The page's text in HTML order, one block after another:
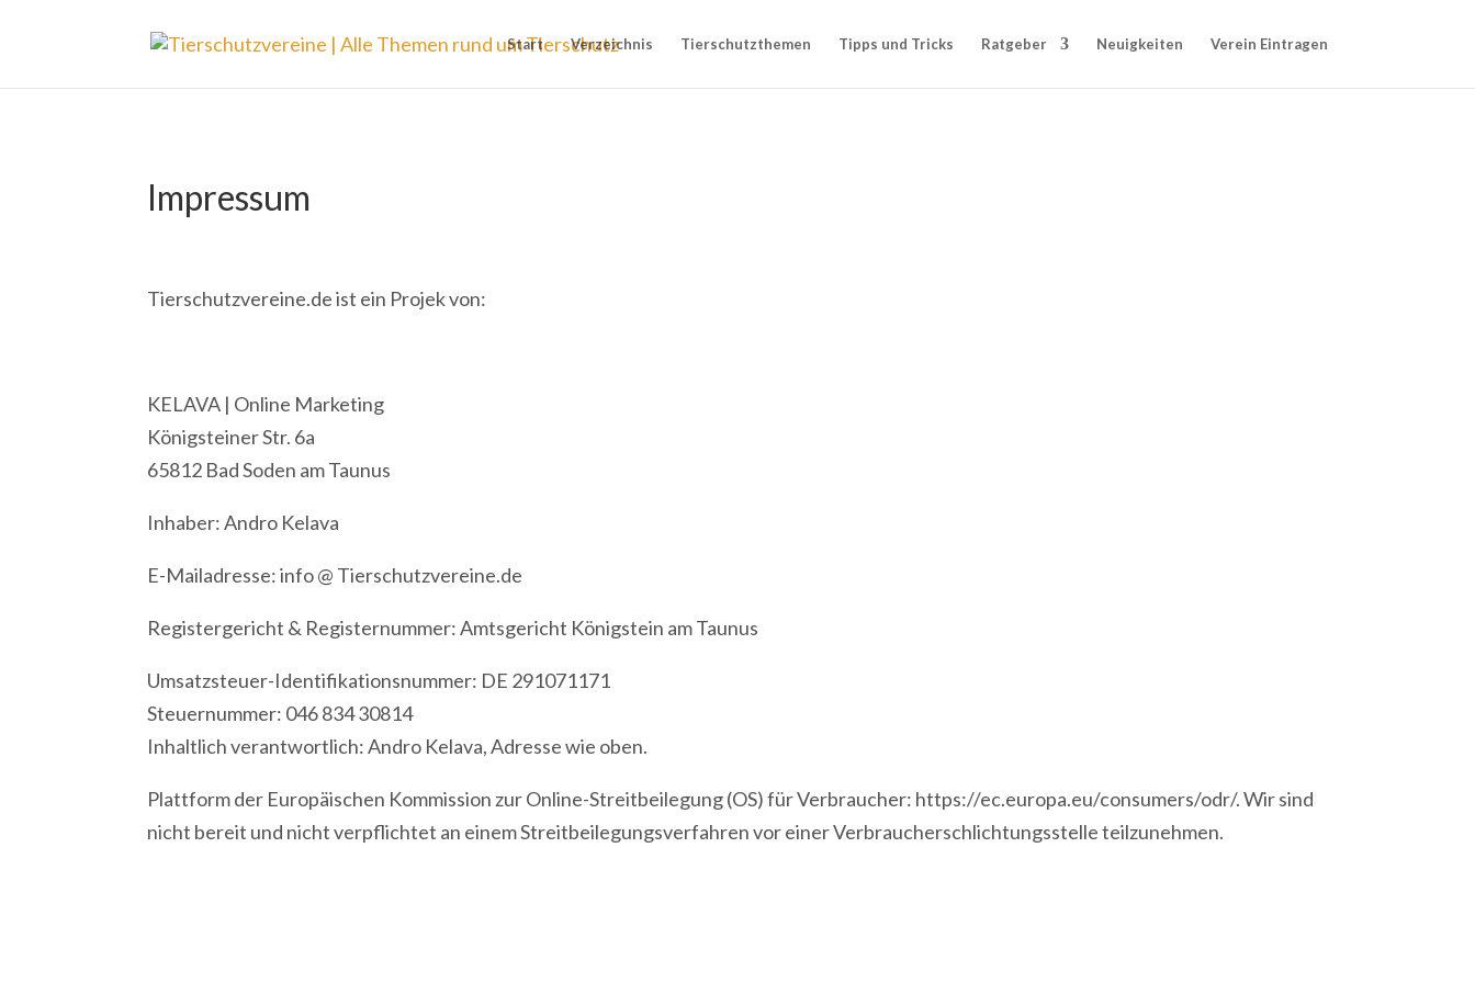
Start Verzeichnis Tierschutzthemen Tipps und Tricks Ratgeber Neuigkeiten Verein Eintragen
Impressum
Tierschutzvereine.de ist ein Projek von:
KELAVA | Online Marketing
Königsteiner Str. 6a
65812 Bad Soden am Taunus
Inhaber: Andro Kelava
E-Mailadresse: info @ Tierschutzvereine.de
Registergericht & Registernummer: Amtsgericht Königstein am Taunus
Umsatzsteuer-Identifikationsnummer: DE 291071171
Steuernummer: 046 834 30814
Inhaltlich verantwortlich: Andro Kelava, Adresse wie oben.
Plattform der Europäischen Kommission zur Online-Streitbeilegung (OS) für Verbraucher: https://ec.europa.eu/consumers/odr/. Wir sind
nicht bereit und nicht verpflichtet an einem Streitbeilegungsverfahren vor einer Verbraucherschlichtungsstelle teilzunehmen.